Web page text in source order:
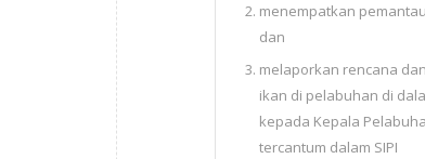
menempatkan
dan
melaporkan rencana
ikan di pelabuhan di
kepada Kepala
tercantum dalam SIPI